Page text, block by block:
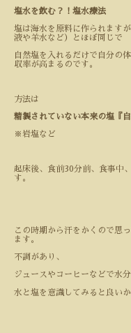
塩水を飲む？！塩水療法
塩は海水を原料に作られます
液や羊水など）とほぼ同じで
自然塩を入れるだけで自分の
収率が高まるのです。
方法は
精製されていない本来の塩『
※岩塩など
起床後、食前30分前、食事中
す。
この時期から汗をかくので思
ます。
不調があり、
ジュースやコーヒーなどで水
水と塩を意識してみると良い